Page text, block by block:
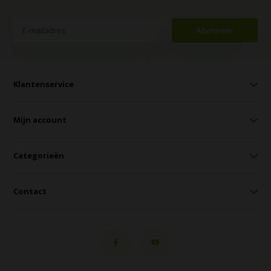
Abonneer
Klantenservice
Mijn account
Categorieën
Contact